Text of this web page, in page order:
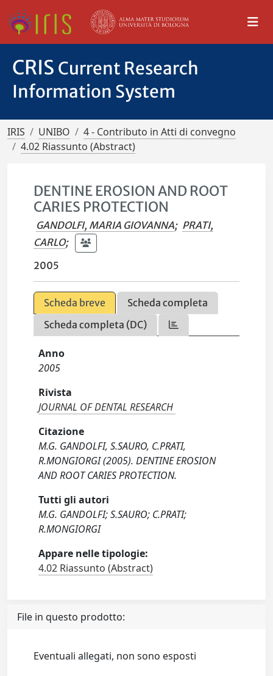
CRIS Current Research
Information System
IRIS UNIBO
4 - Contributo in Atti di convegno
4.02 Riassunto (Abstract)
DENTINE EROSION AND ROOT
CARIES PROTECTION
GANDOLFI, MARIA GIOVANNA; PRATI,
CARLO;
2005
Scheda breve
Scheda completa
Scheda completa (DC)
Anno
2005
Rivista
JOURNAL OF DENTAL RESEARCH
Citazione
M.G. GANDOLFI, S.SAURO, C.PRATI,
R.MONGIORGI (2005). DENTINE EROSION
AND ROOT CARIES PROTECTION.
Tutti gli autori
M.G. GANDOLFI; S.SAURO; C.PRATI;
R.MONGIORGI
Appare nelle tipologie:
4.02 Riassunto (Abstract)
File in questo prodotto:
Eventuali allegati, non sono esposti